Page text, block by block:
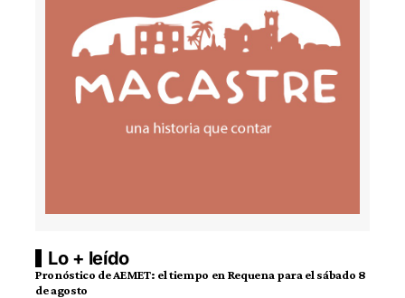
Lo + leído
Pronóstico de AEMET: el tiempo en Requena para el sábado 8
de agosto